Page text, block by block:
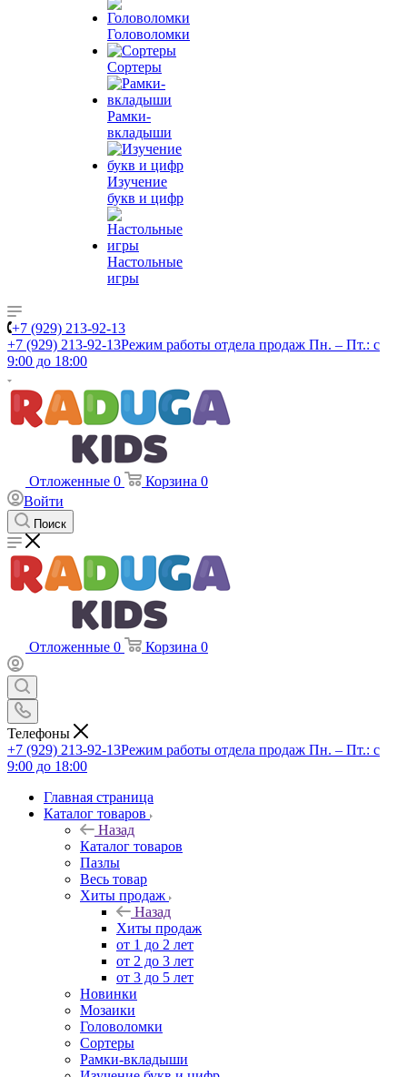
Головоломки
Сортеры
Рамки-
вкладыши
Изучение
букв и цифр
Настольные
игры
+7 (929) 213-92-13
+7 (929) 213-92-13Режим работы отдела продаж Пн. – Пт.: с
9:00 до 18:00
Отложенные 0 Корзина 0
Войти
Поиск
Отложенные 0 Корзина 0
Телефоны
+7 (929) 213-92-13Режим работы отдела продаж Пн. – Пт.: с
9:00 до 18:00
Главная страница
Каталог товаров
Назад
Каталог товаров
Пазлы
Весь товар
Хиты продаж
Назад
Хиты продаж
от 1 до 2 лет
от 2 до 3 лет
от 3 до 5 лет
Новинки
Мозаики
Головоломки
Сортеры
Рамки-вкладыши